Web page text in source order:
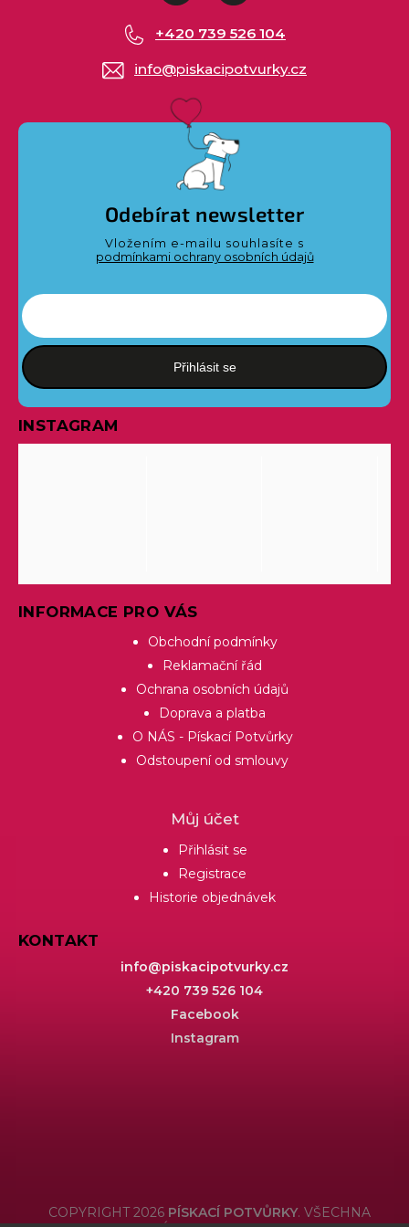
info@piskacipotvurky.cz
+420 739 526 104
Odebírat newsletter
Vložením e-mailu souhlasíte s
podmínkami ochrany osobních údajů
Přihlásit se
INSTAGRAM
INFORMACE PRO VÁS
Obchodní podmínky
Reklamační řád
Ochrana osobních údajů
Doprava a platba
O NÁS - Pískací Potvůrky
Odstoupení od smlouvy
Můj účet
Přihlásit se
Registrace
Historie objednávek
KONTAKT
info@piskacipotvurky.cz
+420 739 526 104
Facebook
Instagram
COPYRIGHT 2026 PÍSKACÍ POTVŮRKY. VŠECHNA